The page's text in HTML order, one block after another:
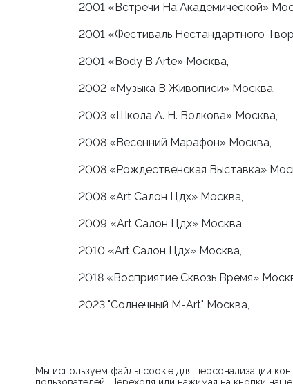
2001 «Встречи На Академической»
2001 «Фестиваль Нестандартного
2001 «Body В Arte» Москва,
2002 «Музыка В Живописи» Москва,
2003 «Школа А. Н. Волкова» Москва,
2008 «Весенний Марафон» Москва,
2008 «Рождественская Выставка»
2008 «Art Салон Цдх» Москва,
2009 «Art Салон Цдх» Москва,
2010 «Art Салон Цдх» Москва,
2018 «Восприятие Сквозь Время»
2023 "Солнечный М-Art" Москва,
Мы используем файлы cookie для персонализации